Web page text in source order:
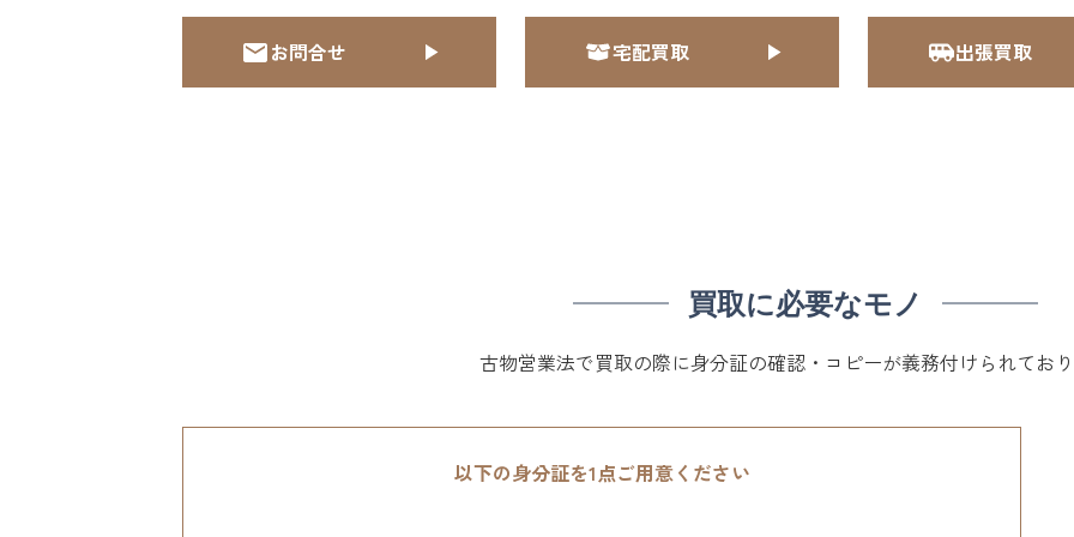
お問合せ 宅配買取 出張買取
買取に必要なモノ
古物営業法で買取の際に身分証の確認・コピーが義務付けられてお
以下の身分証を1点ご用意ください